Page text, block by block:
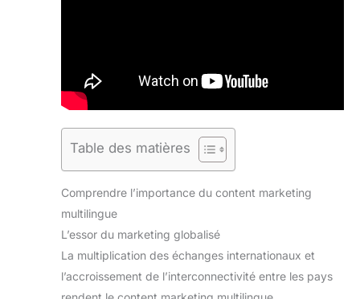
Table des matières
Comprendre l’importance du content marketing
multilingue
L’essor du marketing globalisé
La multiplication des échanges internationaux et
l’accroissement de l’interconnectivité entre les pays